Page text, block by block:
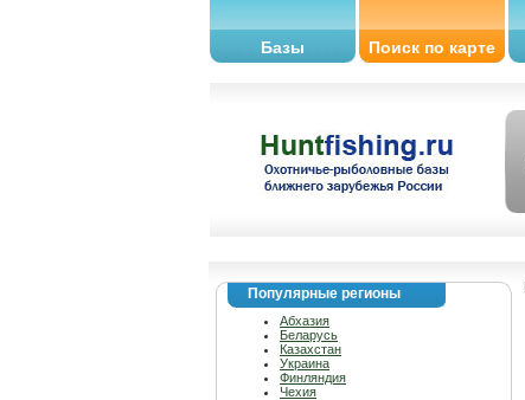
Базы Поиск по карте
Популярные регионы
Абхазия
Беларусь
Казахстан
Украина
Финляндия
Чехия